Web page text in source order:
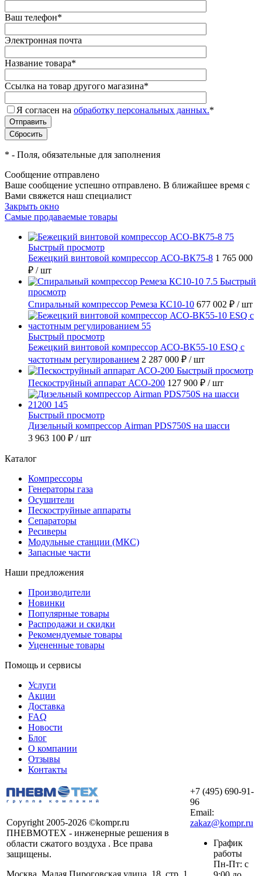
Ваш телефон*
Электронная почта
Название товара*
Ссылка на товар другого магазина*
Я согласен на обработку персональных данных.*
* - Поля, обязательные для заполнения
Сообщение отправлено
Ваше сообщение успешно отправлено. В ближайшее время с
Вами свяжется наш специалист
Закрыть окно
Самые продаваемые товары
Быстрый просмотр
Бежецкий винтовой компрессор АСО-ВК75-8 1 765 000
₽ / шт
Быстрый
просмотр
Спиральный компрессор Ремеза КС10-10 677 002 ₽ / шт
Быстрый просмотр
Бежецкий винтовой компрессор АСО-ВК55-10 ESQ с
частотным регулированием 2 287 000 ₽ / шт
Быстрый просмотр
Пескоструйный аппарат АСО-200 127 900 ₽ / шт
Быстрый просмотр
Дизельный компрессор Airman PDS750S на шасси
3 963 100 ₽ / шт
Каталог
Компрессоры
Генераторы газа
Осушители
Пескоструйные аппараты
Сепараторы
Ресиверы
Модульные станции (МКС)
Запасные части
Наши предложения
Производители
Новинки
Популярные товары
Распродажи и скидки
Рекомендуемые товары
Уцененные товары
Помощь и сервисы
Услуги
Акции
Доставка
FAQ
Новости
Блог
О компании
Отзывы
Контакты
Copyright 2005-2026 ©kompr.ru
ПНЕВМОТЕХ - инженерные решения в
области сжатого воздуха . Все права
защищены.
Москва, Малая Пироговская улица, 18, стр. 1
+7 (495) 690-91-
96
Email:
zakaz@kompr.ru
График
работы
Пн-Пт: с